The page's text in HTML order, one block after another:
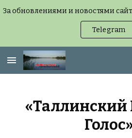
Telegram
«Таллинский